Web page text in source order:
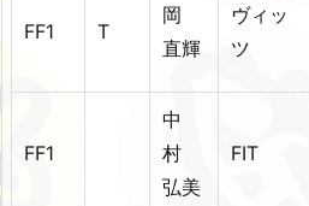
FF1 T
岡
直輝
ヴィッ
ツ
FF1
中
村
弘美
FIT